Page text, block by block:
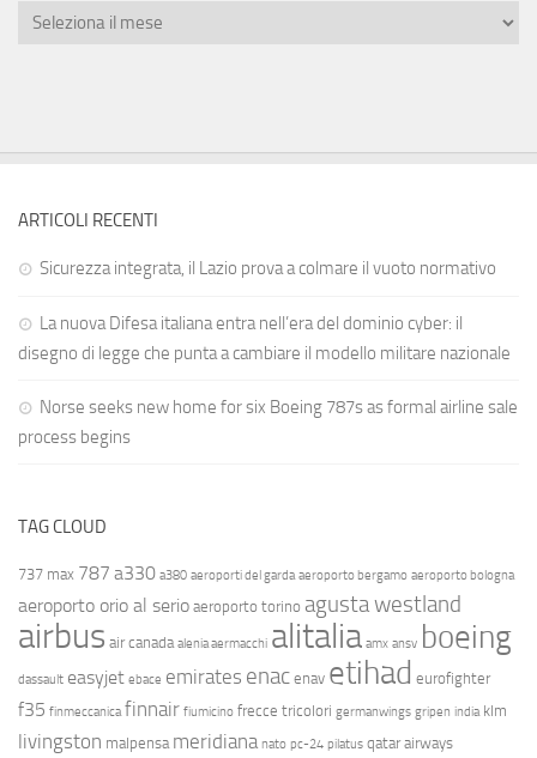
ARTICOLI RECENTI
Sicurezza integrata, il Lazio prova a colmare il vuoto normativo
La nuova Difesa italiana entra nell’era del dominio cyber: il
disegno di legge che punta a cambiare il modello militare nazionale
Norse seeks new home for six Boeing 787s as formal airline sale
process begins
TAG CLOUD
737 max 787 a330 a380 aeroporti del garda aeroporto bergamo aeroporto bologna
aeroporto orio al serio aeroporto torino agusta westland
airbus air canada alenia aermacchi alitalia amx ansv boeing
dassault easyjet ebace emirates enac enav etihad eurofighter
f35 finmeccanica finnair fiumicino frecce tricolori germanwings gripen india klm
livingston malpensa meridiana nato pc-24 pilatus qatar airways